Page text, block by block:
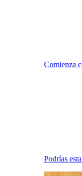
Comienza
Podrías